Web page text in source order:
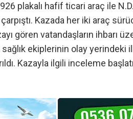
plakalı hafif ticari araç ile
Kazada her iki araç
gören vatandaşların ihbarı
ekiplerinin olay yerindeki
Kazayla ilgili inceleme